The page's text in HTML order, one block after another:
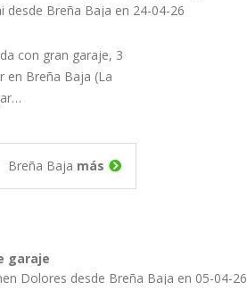
desde Breña Baja en 24-04-26
con gran garaje, 3
en Breña Baja (La
Breña Baja más
garaje
Publicado por Carmen Dolores desde Breña Baja en 05-04-26